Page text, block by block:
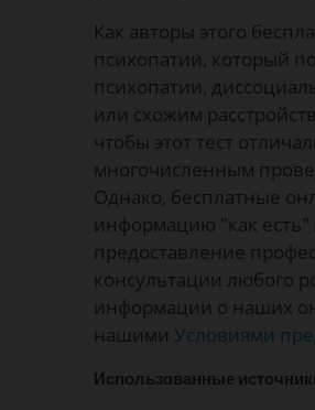
Как авторы этого
психопатии, который
психопатии,
или схожим
чтобы этот тест
многочисленным
Однако, бесплатные
информацию "как есть"
предоставление
консультации любого
информации о наших
нашими Условиями
Использованные